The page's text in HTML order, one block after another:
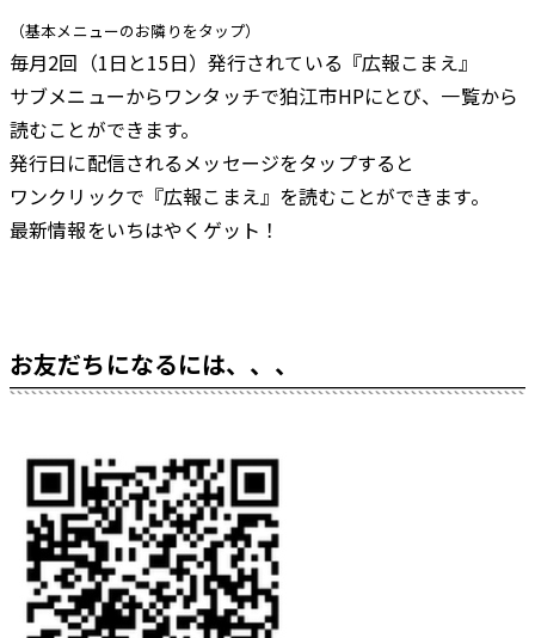
（基本メニューのお隣りをタップ）
毎月2回（1日と15日）発行されている『広報こまえ』
サブメニューからワンタッチで狛江市HPにとび、一覧から
読むことができます。
発行日に配信されるメッセージをタップすると
ワンクリックで『広報こまえ』を読むことができます。
最新情報をいちはやく ゲット！
お友だちになるには、、、